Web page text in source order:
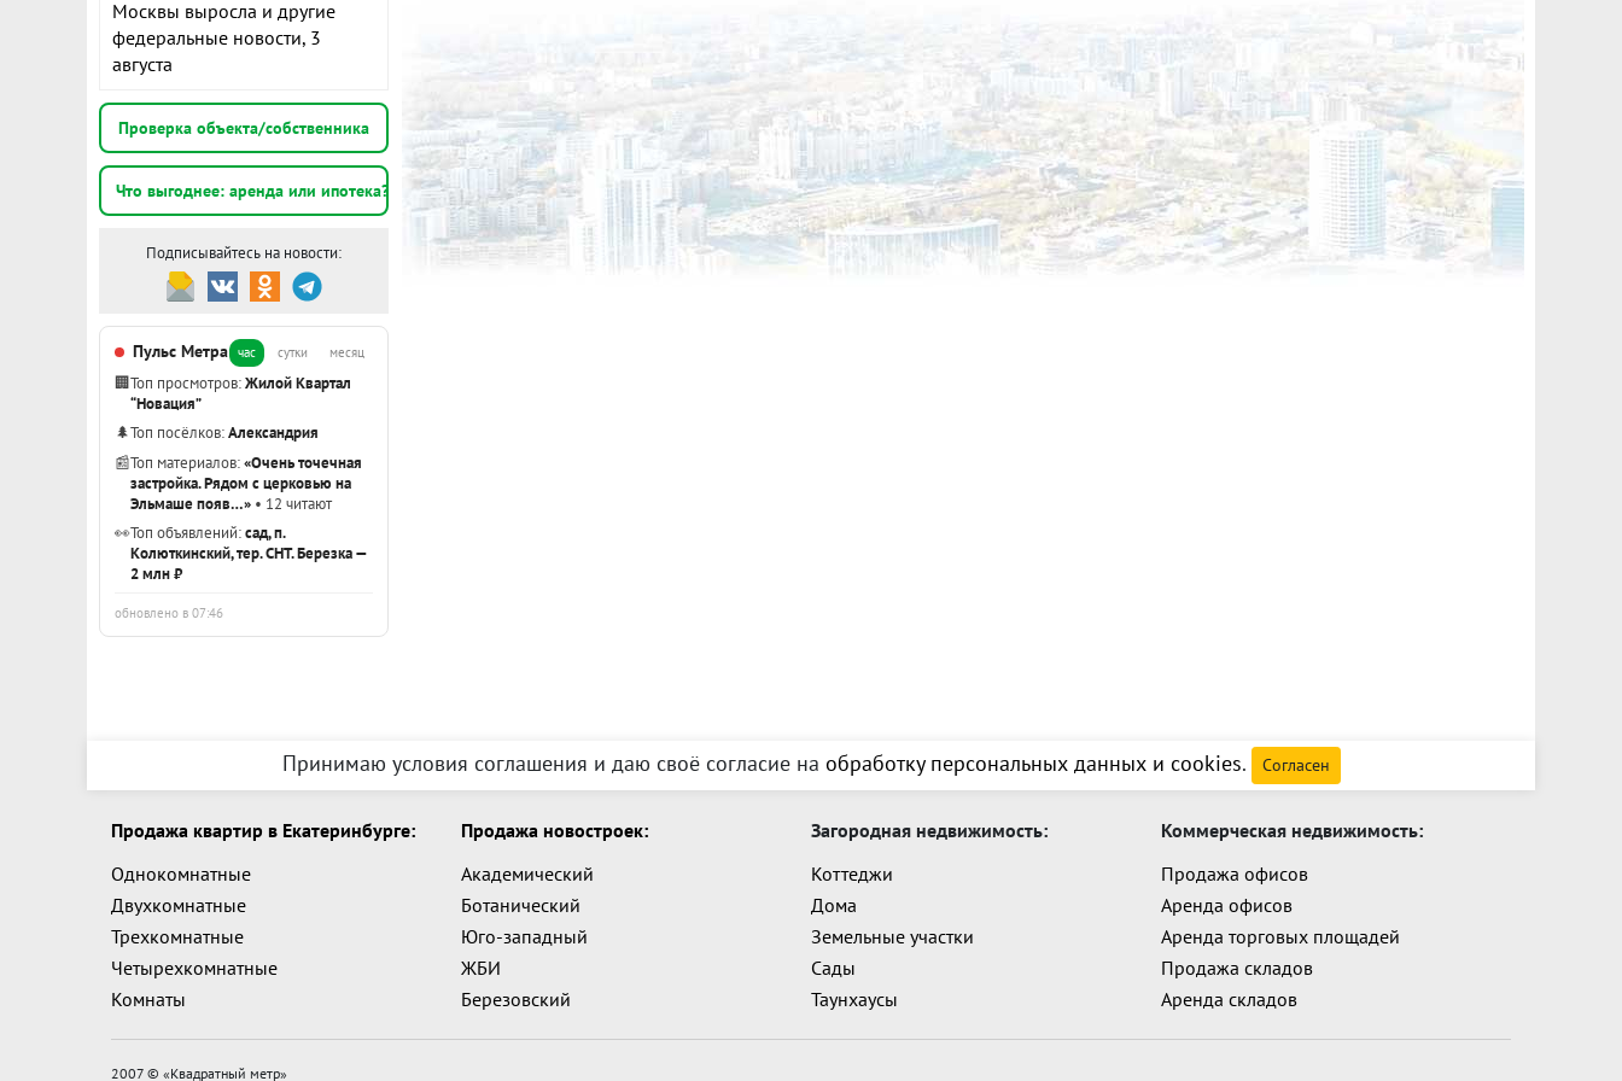
Москвы выросла и другие
федеральные новости, 3
августа
Проверка объекта/собственника
Что выгоднее: аренда или ипотека?
Подписывайтесь на новости:
Пульс Метра час сутки месяц
🏢Топ просмотров:Жилой Квартал
“Новация”
🌲Топ посёлков:Александрия
📰Топ материалов:«Очень точечная
застройка. Рядом с церковью на
Эльмаше появ…» • 12 читают
👀Топ объявлений:сад, п.
Колюткинский, тер. СНТ. Березка —
2 млн ₽
обновлено в 07:46
Принимаю условия соглашения и даю своё согласие на обработку персональных данных и cookies. Согласен
Продажа квартир в Екатеринбурге:
Однокомнатные
Двухкомнатные
Трехкомнатные
Четырехкомнатные
Комнаты
Продажа новостроек:
Академический
Ботанический
Юго-западный
ЖБИ
Березовский
Загородная недвижимость:
Коттеджи
Дома
Земельные участки
Сады
Таунхаусы
Коммерческая недвижимость:
Продажа офисов
Аренда офисов
Аренда торговых площадей
Продажа складов
Аренда складов
2007 © «Квадратный метр»